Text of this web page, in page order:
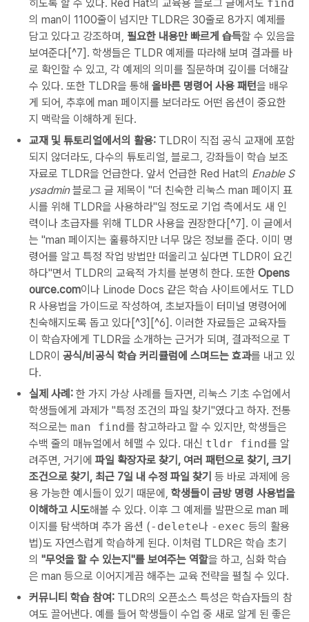
히도록 할 수 있다. Red Hat의 교육용 블로그 글에서도 find
의 man이 1100줄이 넘지만 TLDR은 30줄로 8가지 예제를
담고 있다고 강조하며, 필요한 내용만 빠르게 습득할 수 있음을
보여준다[^7]. 학생들은 TLDR 예제를 따라해 보며 결과를 바
로 확인할 수 있고, 각 예제의 의미를 질문하며 깊이를 더해갈
수 있다. 또한 TLDR을 통해 올바른 명령어 사용 패턴을 배우
게 되어, 추후에 man 페이지를 보더라도 어떤 옵션이 중요한
지 맥락을 이해하게 된다.
교재 및 튜토리얼에서의 활용: TLDR이 직접 공식 교재에 포함
되지 않더라도, 다수의 튜토리얼, 블로그, 강좌들이 학습 보조
자료로 TLDR을 언급한다. 앞서 언급한 Red Hat의 Enable S
ysadmin블로그 글 제목이 "더 친숙한 리눅스 man 페이지 표
시를 위해 TLDR을 사용하라"일 정도로 기업 측에서도 새 인
력이나 초급자를 위해 TLDR 사용을 권장한다[^7]. 이 글에서
는 "man 페이지는 훌륭하지만 너무 많은 정보를 준다. 이미 명
령어를 알고 특정 작업 방법만 떠올리고 싶다면 TLDR이 요긴
하다"면서 TLDR의 교육적 가치를 분명히 한다. 또한 Opens
ource.com이나 Linode Docs 같은 학습 사이트에서도 TLD
R 사용법을 가이드로 작성하여, 초보자들이 터미널 명령어에
친숙해지도록 돕고 있다[^3][^6]. 이러한 자료들은 교육자들
이 학습자에게 TLDR을 소개하는 근거가 되며, 결과적으로 T
LDR이 공식/비공식 학습 커리큘럼에 스며드는 효과를 내고 있
다.
실제 사례: 한 가지 가상 사례를 들자면, 리눅스 기초 수업에서
학생들에게 과제가 "특정 조건의 파일 찾기"였다고 하자. 전통
적으로는 man find를 참고하라고 할 수 있지만, 학생들은
수백 줄의 매뉴얼에서 헤맬 수 있다. 대신 tldr find를 알
려주면, 거기에 파일 확장자로 찾기, 여러 패턴으로 찾기, 크기
조건으로 찾기, 최근 7일 내 수정 파일 찾기 등 바로 과제에 응
용 가능한 예시들이 있기 때문에, 학생들이 금방 명령 사용법을
이해하고 시도해볼 수 있다. 이후 그 예제를 발판으로 man 페
이지를 탐색하며 추가 옵션 (-delete나 -exec 등의 활용
법)도 자연스럽게 학습하게 된다. 이처럼 TLDR은 학습 초기
의 "무엇을 할 수 있는지"를 보여주는 역할을 하고, 심화 학습
은 man 등으로 이어지게끔 해주는 교육 전략을 펼칠 수 있다.
커뮤니티 학습 참여: TLDR의 오픈소스 특성은 학습자들의 참
여도 끌어낸다. 예를 들어 학생들이 수업 중 새로 알게 된 좋은